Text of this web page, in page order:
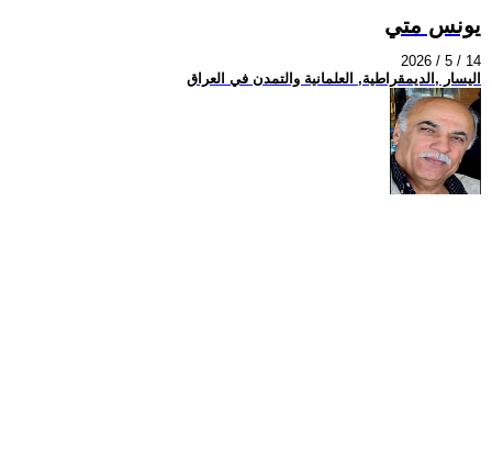
يونس متي
2026 / 5 / 14
اليسار ,الديمقراطية, العلمانية والتمدن في العراق